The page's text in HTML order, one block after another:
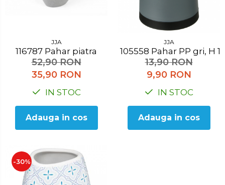
JJA
116787 Pahar piatra
52,90 RON
35,90 RON
IN STOC
Adauga in cos
JJA
105558 Pahar PP gri,
13,90 RON
9,90 RON
IN STOC
Adauga in cos
-30%